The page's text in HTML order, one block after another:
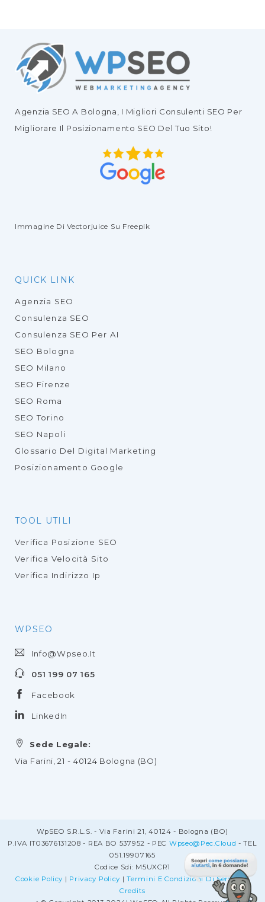
Agenzia SEO A Bologna, I Migliori Consulenti SEO Per
Migliorare Il Posizionamento SEO Del Tuo Sito!
Immagine Di Vectorjuice Su Freepik
QUICK LINK
Agenzia SEO
Consulenza SEO
Consulenza SEO Per AI
SEO Bologna
SEO Milano
SEO Firenze
SEO Roma
SEO Torino
SEO Napoli
Glossario Del Digital Marketing
Posizionamento Google
TOOL UTILI
Verifica Posizione SEO
Verifica Velocità Sito
Verifica Indirizzo Ip
WPSEO
Info@wpseo.it
051 199 07 165
Facebook
LinkedIn
Sede Legale:
Via Farini, 21 - 40124 Bologna (BO)
WpSEO S.r.l.s. - Via Farini 21, 40124 - Bologna (BO)
P.IVA IT03676131208 - REA BO 537952 - PEC Wpseo@pec.cloud - TEL
051.19907165
Codice Sdi: M5UXCR1
Cookie Policy | Privacy Policy |Termini E Condizioni Di Servizio|
Credits